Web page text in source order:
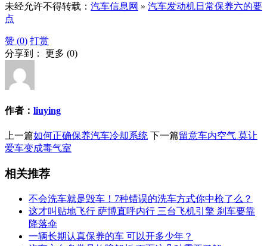
未经允许不得转载： 汽车信息网 » 汽车发动机日常保养六的要
点
赞 (0) 打赏
分享到： 更多 (0)
作者： liuying
上一篇如何正确保养汽车冷却系统 下一篇留意车内空气 莫让
爱车变成毒气室
相关推荐
不会洗车就是毁车！7种错误的洗车方式你中枪了么？
这才叫贴地飞行 萨博直呼内行 三台飞机引擎 刹车要靠
降落伞
一辆长期认真保养的车 可以开多少年？